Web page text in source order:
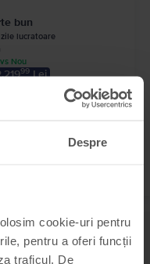
Despre
cookie-uri pentru
pentru a oferi funcții
traficul. De
bun
zile lucratoare
Nou
99Lei
Blue, 256 GB, Ca nou